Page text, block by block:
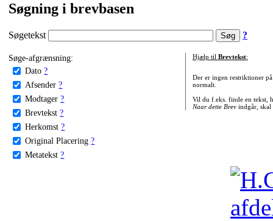
Søgning i brevbasen
Søgetekst ?
Søge-afgrænsning:
Dato ?
Afsender ?
Modtager ?
Brevtekst ?
Herkomst ?
Original Placering ?
Metatekst ?
Hjælp til Brevtekst:
Der er ingen restriktioner
normalt.
Vil du f.eks. finde en tekst,
Naar dette Brevindgår, skal